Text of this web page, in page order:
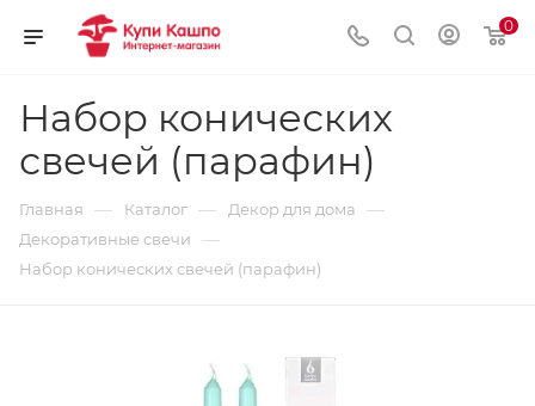
0
Набор конических
свечей (парафин)
Главная — Каталог — Декор для дома —
Декоративные свечи —
Набор конических свечей (парафин)